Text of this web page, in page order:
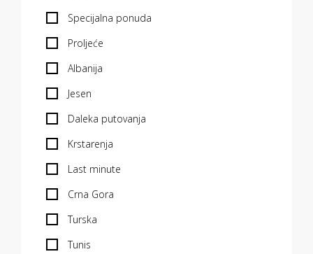
Specijalna ponuda
Proljeće
Albanija
Jesen
Daleka putovanja
Krstarenja
Last minute
Crna Gora
Turska
Tunis